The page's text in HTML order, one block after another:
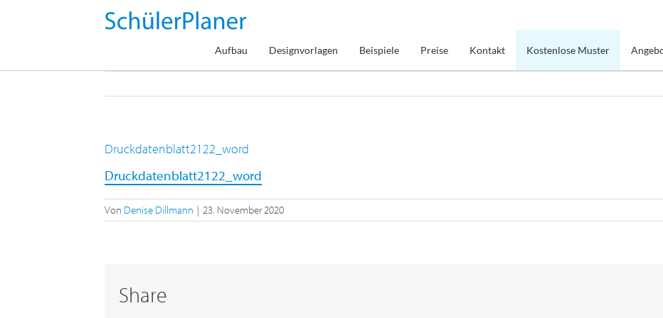
Aufbau Designvorlagen Beispiele Preise Kontakt Kostenlose Muster
Druckdatenblatt2122_word
Druckdatenblatt2122_word
Von Denise Dillmann | 23. November 2020
Share